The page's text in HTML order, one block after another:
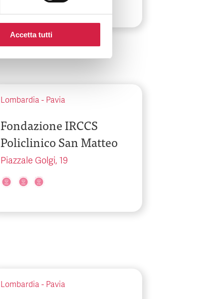
Accetta tutti
Lombardia - Pavia
Fondazione IRCCS
Policlinico San Matteo
Piazzale Golgi, 19
Lombardia - Pavia